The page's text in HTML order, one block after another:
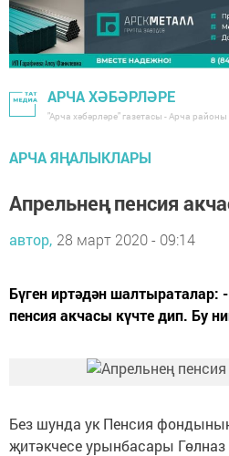
АРЧА ХӘБӘРЛӘРЕ
"Арча хәбәрләре" газетасы - Арча районы
АРЧА ЯҢАЛЫКЛАРЫ
Апрельнең пенсия
автор, 28 март 2020 - 09:14
Бүген иртәдән шалтыраталар:
пенсия акчасы күчте дип. Бу
Без шунда ук Пенсия
җитәкчесе урынбасары Гөлназ